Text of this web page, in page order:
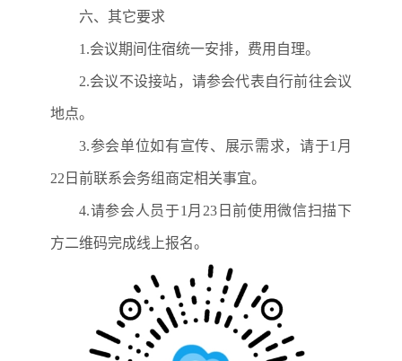
六、其它要求
1.会议期间住宿统一安排，费用自理。
2.会议不设接站，请参会代表自行前往会议
地点。
3.参会单位如有宣传、展示需求，请于1 月
22 日前联系会务组商定相关事宜。
4.请参会人员于1 月 23 日前使用微信扫描下
方二维码完成线上报名。